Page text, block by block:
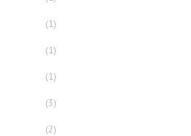
(1)
(1)
(1)
(3)
(2)